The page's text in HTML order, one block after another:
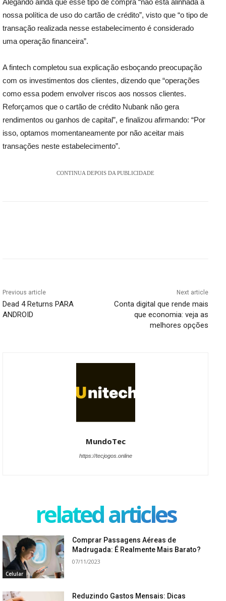
nossa política de uso do cartão de crédito”, visto que “o tipo de
transação realizada nesse estabelecimento é considerado
uma operação financeira”.
A fintech completou sua explicação esboçando preocupação
com os investimentos dos clientes, dizendo que “operações
como essa podem envolver riscos aos nossos clientes.
Reforçamos que o cartão de crédito Nubank não gera
rendimentos ou ganhos de capital”, e finalizou afirmando: “Por
isso, optamos momentaneamente por não aceitar mais
transações neste estabelecimento”.
CONTINUA DEPOIS DA PUBLICIDADE
Previous article
Dead 4 Returns PARA
ANDROID
Next article
Conta digital que rende mais
que economia: veja as
melhores opções
MundoTec
https://tecjogos.online
related articles
Celular
Comprar Passagens Aéreas de
Madrugada: É Realmente Mais Barato?
07/11/2023
Reduzindo Gastos Mensais: Dicas